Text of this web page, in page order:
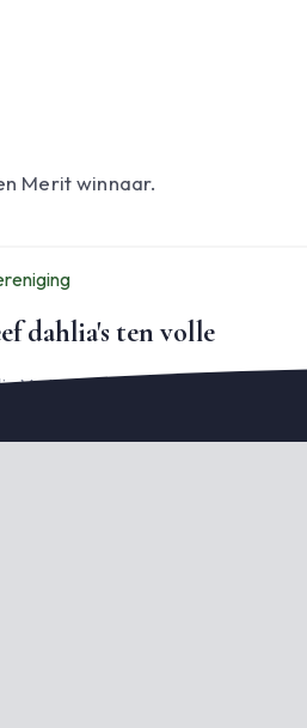
Merit winnaar.
dahlia's ten volle
Varia, documenten en het